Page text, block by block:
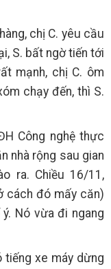
chị C. yêu cầu
S. bất ngờ tiến tới
mạnh, chị C. ôm
chạy đến, thì S.
Công nghệ thực
nhà rộng sau gian
ra. Chiều 16/11,
cách đó mấy căn)
Nó vừa đi ngang
tiếng xe máy dừng